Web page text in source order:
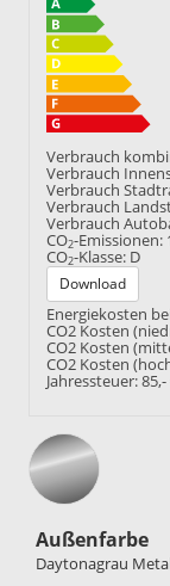
Verbrauch
Verbrauch
Verbrauch
Verbrauch
Verbrauch
CO2-Emissionen:
CO2-Klasse: D
Download
Energiekosten
CO2 Kosten
CO2 Kosten
CO2 Kosten
Jahressteuer:85,-
Außenfarbe
Daytonagrau